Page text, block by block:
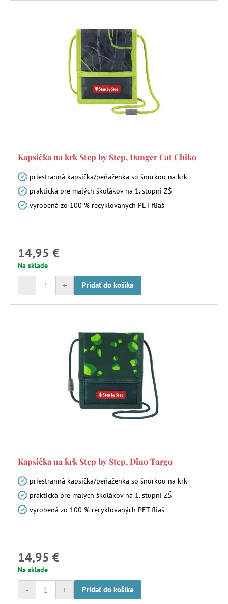
Kapsička na krk Step by Step, Danger Cat Chiko
priestranná kapsička/peňaženka so šnúrkou na krk
praktická pre malých školákov na 1. stupni ZŠ
vyrobená zo 100 % recyklovaných PET fliaš
14,95 €
Na sklade
+
- Pridať do košíka
Kapsička na krk Step by Step, Dino Targo
priestranná kapsička/peňaženka so šnúrkou na krk
praktická pre malých školákov na 1. stupni ZŠ
vyrobená zo 100 % recyklovaných PET fliaš
14,95 €
Na sklade
+
- Pridať do košíka